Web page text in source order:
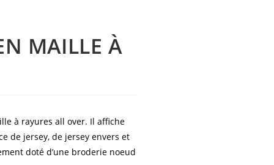
MAILLE À
à rayures all over. Il affiche
de jersey, de jersey envers et
doté d’une broderie noeud